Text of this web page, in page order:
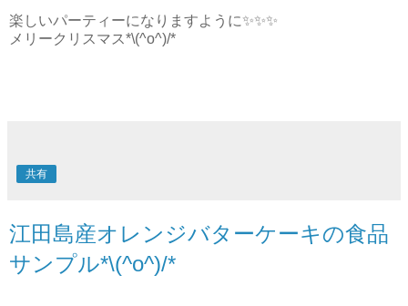
楽しいパーティーになりますように✨✨✨
メリークリスマス*\(^o^)/*
共有
江田島産オレンジバターケーキの食品
サンプル*\(^o^)/*